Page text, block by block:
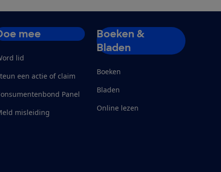
mee
lid
een actie of claim
Panel
misleiding
Boeken &
Bladen
Boeken
Bladen
Online lezen